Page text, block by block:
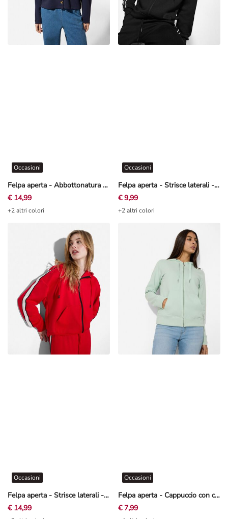
Felpa aperta - Abbottonatura - Blu scuro
Occasioni
€ 14,99
+2 altri colori
Felpa aperta - Strisce laterali - Nero
Occasioni
€ 9,99
+2 altri colori
Felpa aperta - Strisce laterali - rosso
Occasioni
€ 14,99
Felpa aperta - Cappuccio con coulisse - Menta
Occasioni
€ 7,99